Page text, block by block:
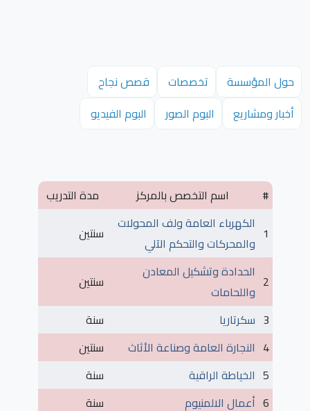
حول المؤسسة تخصصات
قصص نجاح
أخبار ومشاريع
البوم الصور البوم الفيديو
# اسم التخصص بالمركز
مدة التدريب
1 الكهرباء العامة ولف المحولات
والمحركات والتحكم الآلي
سنتين
2 الحدادة وتشكيل المعادن
واللحامات
سنتين
3 سكرتاريا
سنة
4 النجارة العامة وصناعة الأثاث
سنتين
5 الخياطة الراقية
سنة
6 أعمال الالمنيوم
سنة